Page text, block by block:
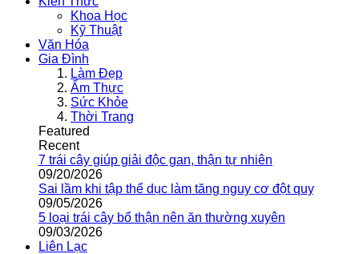
Khoa Học
Kỹ Thuật
Văn Hóa
Gia Đình
Làm Đẹp
Ẩm Thực
Sức Khỏe
Thời Trang
Featured
Recent
7 trái cây giúp giải độc gan, thận tự nhiên
09/20/2026
Sai lầm khi tập thể dục làm tăng nguy cơ đột quỵ
09/05/2026
5 loại trái cây bổ thận nên ăn thường xuyên
09/03/2026
Liên Lạc